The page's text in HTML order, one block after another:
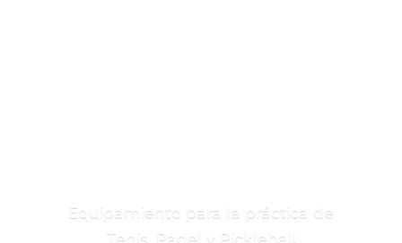
Equipamiento para la práctica de
Tenis, Padel
y Pickleball